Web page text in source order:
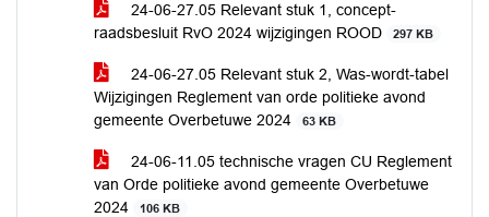
24-06-27.05 Relevant stuk 1, concept-
raadsbesluit RvO 2024 wijzigingen ROOD
297 KB
24-06-27.05 Relevant stuk 2, Was-wordt-tabel
Wijzigingen Reglement van orde politieke avond
gemeente Overbetuwe 2024
63 KB
24-06-11.05 technische vragen CU Reglement
van Orde politieke avond gemeente Overbetuwe
2024
106 KB